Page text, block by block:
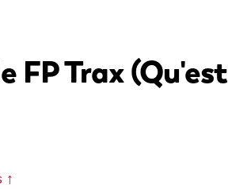
FP Trax
↑